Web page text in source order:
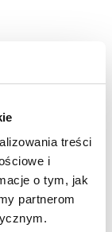
treści
i
o tym, jak
partnerom